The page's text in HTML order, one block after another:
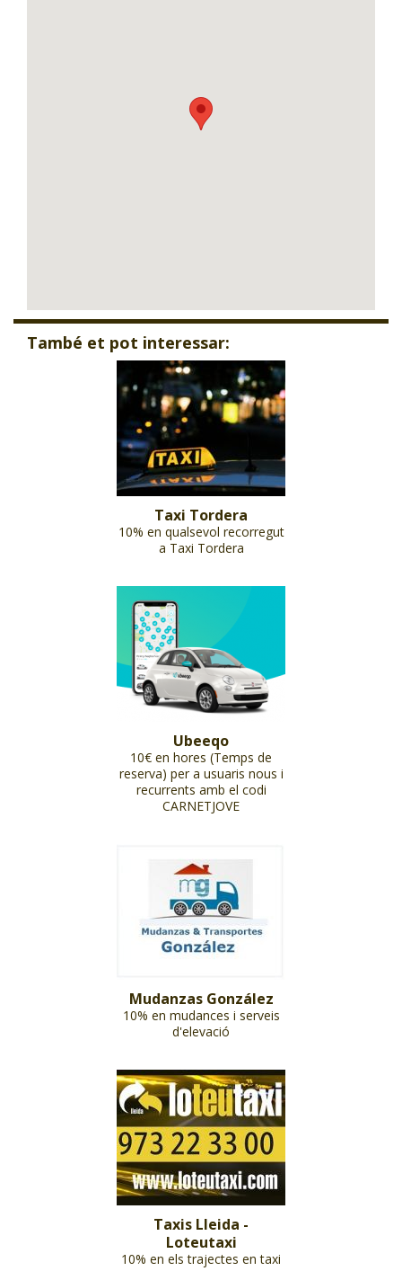
També et pot interessar:
Taxi Tordera
10% en qualsevol recorregut
a Taxi Tordera
Ubeeqo
10€ en hores (Temps de
reserva) per a usuaris nous i
recurrents amb el codi
CARNETJOVE
Mudanzas González
10% en mudances i serveis
d'elevació
Taxis Lleida -
Loteutaxi
10% en els trajectes en taxi